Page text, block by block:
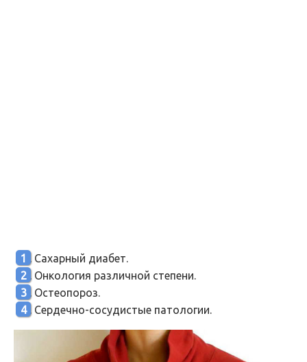
Сахарный диабет.
Онкология различной степени.
Остеопороз.
Сердечно-сосудистые патологии.